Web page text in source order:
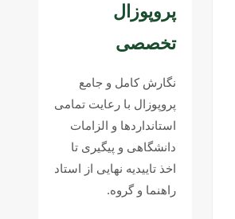
پروپوزال
تخصصی
نگارش کامل و جامع
پروپوزال با رعایت تمامی
استانداردها و الزامات
دانشگاهی و پیگیری تا
اخذ تاییدیه نهایی از استاد
راهنما و گروه.